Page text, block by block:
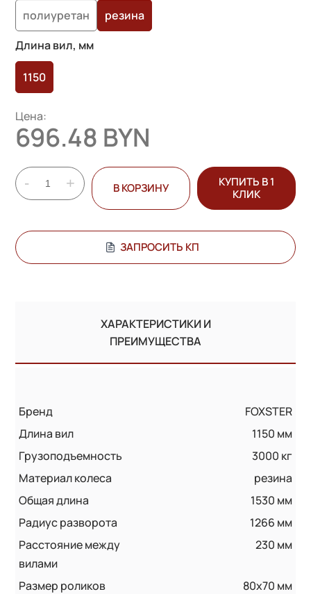
полиуретан
резина
Длина вил, мм
1150
Цена:
696.48 BYN
- + В КОРЗИНУ
КУПИТЬ В 1
КЛИК
ЗАПРОСИТЬ КП
ХАРАКТЕРИСТИКИ И
ПРЕИМУЩЕСТВА
Бренд
FOXSTER
Длина вил
1150 мм
Грузоподъемность
3000 кг
Материал колеса
резина
Общая длина
1530 мм
Радиус разворота
1266 мм
Расстояние между
вилами
230 мм
Размер роликов
80x70 мм